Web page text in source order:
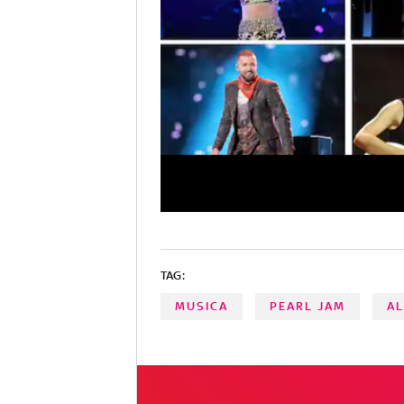
TAG:
MUSICA PEARL JAM